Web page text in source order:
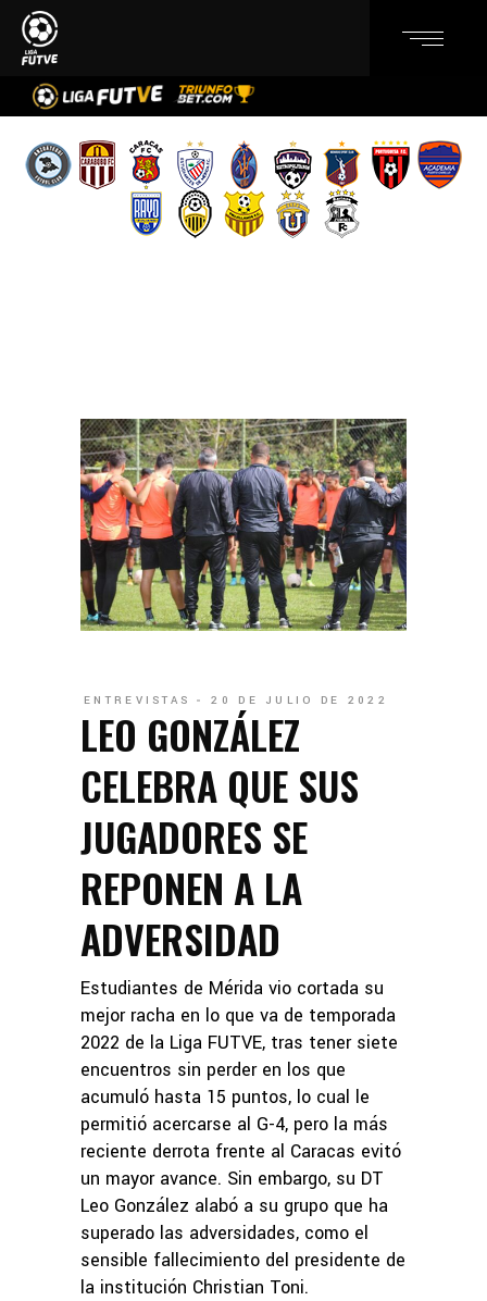
ENTREVISTAS 20 DE JULIO DE 2022
LEO GONZÁLEZ
CELEBRA QUE SUS
JUGADORES SE
REPONEN A LA
ADVERSIDAD
Estudiantes de Mérida vio cortada su
mejor racha en lo que va de temporada
2022 de la Liga FUTVE, tras tener siete
encuentros sin perder en los que
acumuló hasta 15 puntos, lo cual le
permitió acercarse al G-4, pero la más
reciente derrota frente al Caracas evitó
un mayor avance. Sin embargo, su DT
Leo González alabó a su grupo que ha
superado las adversidades, como el
sensible fallecimiento del presidente de
la institución Christian Toni.